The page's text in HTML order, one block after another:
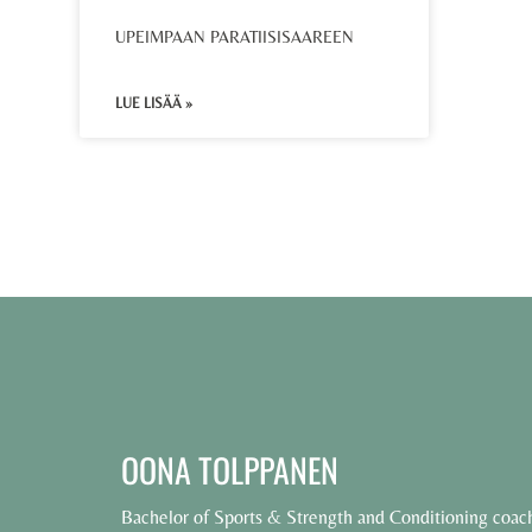
UPEIMPAAN PARATIISISAAREEN
LUE LISÄÄ »
OONA TOLPPANEN
Bachelor of Sports & Strength and Conditioning